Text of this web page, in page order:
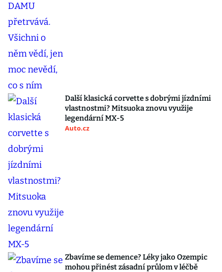
Další klasická corvette s dobrými jízdními
vlastnostmi? Mitsuoka znovu využije
legendární MX-5
Auto.cz
Zbavíme se demence? Léky jako Ozempic
mohou přinést zásadní průlom v léčbě